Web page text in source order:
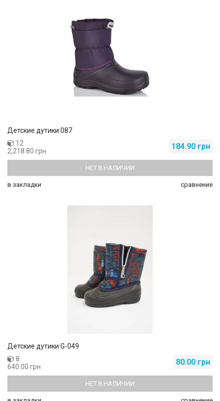
Детские дутики 087
184.90 грн
12
2,218.80 грн
НЕТ В НАЛИЧИИ
в закладки сравнение
Детские дутики G-049
80.00 грн
8
640.00 грн
НЕТ В НАЛИЧИИ